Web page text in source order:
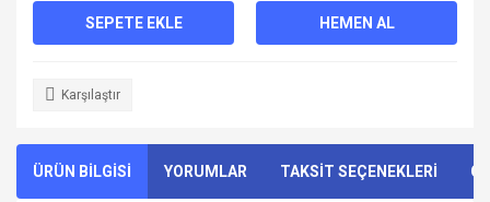
SEPETE EKLE HEMEN AL
Karşılaştır
ÜRÜN BİLGİSİ YORUMLAR TAKSİT SEÇENEKLERİ